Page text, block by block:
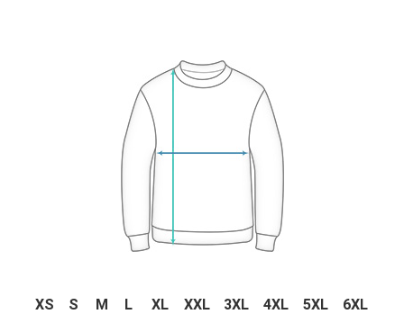
XS S M L XL XXL 3XL 4XL 5XL 6XL